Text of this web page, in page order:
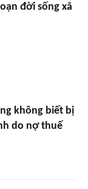
đời sống xã
không biết bị
do nợ thuế